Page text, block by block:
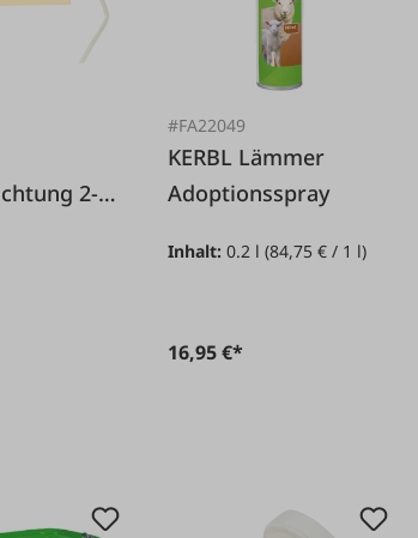
2-
#FA22049
KERBL Lämmer
Adoptionsspray
Inhalt:0.2 l(84,75 € / 1 l)
16,95 €*